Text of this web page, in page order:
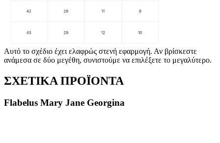
Αυτό το σχέδιο έχει ελαφρώς στενή εφαρμογή. Αν βρίσκεστε
ανάμεσα σε δύο μεγέθη, συνιστούμε να επιλέξετε το μεγαλύτερο.
ΣΧΕΤΙΚΑ ΠΡΟΪΟΝΤΑ
Flabelus Mary Jane Georgina